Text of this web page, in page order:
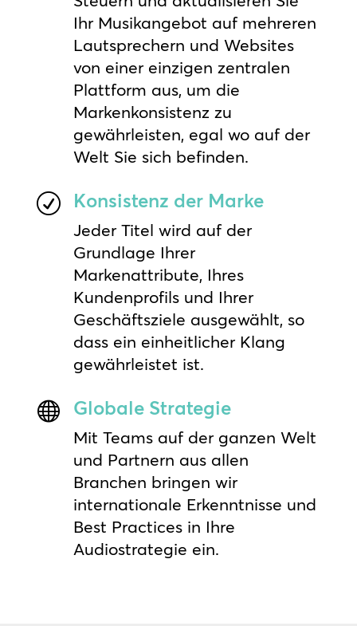
Ihr Musikangebot auf mehreren
Lautsprechern und Websites
von einer einzigen zentralen
Plattform aus, um die
Markenkonsistenz zu
gewährleisten, egal wo auf der
Welt Sie sich befinden.
R Konsistenz der Marke
Jeder Titel wird auf der
Grundlage Ihrer
Markenattribute, Ihres
Kundenprofils und Ihrer
Geschäftsziele ausgewählt, so
dass ein einheitlicher Klang
gewährleistet ist.
 Globale Strategie
Mit Teams auf der ganzen Welt
und Partnern aus allen
Branchen bringen wir
internationale Erkenntnisse und
Best Practices in Ihre
Audiostrategie ein.